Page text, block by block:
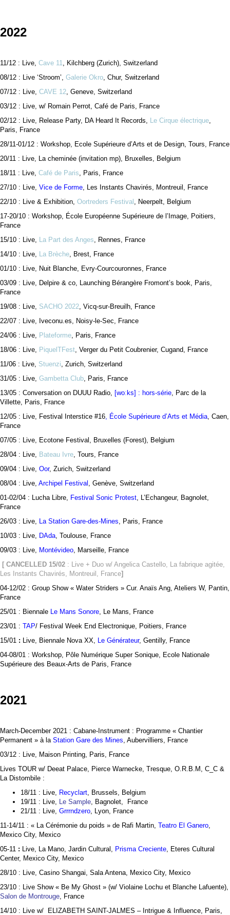
2022
11/12 : Live, Cave 11
, Kilchberg (Zurich), Switzerland
08/12 : Live ‘Stroom’, Galerie Okro , Chur, Switzerland
07/12 : Live, CAVE 12 , Geneve, Switzerland
03/12 : Live, w/ Romain Perrot, Café de Paris, France
02/12 : Live, Release Party, DA Heard It Records, Le Cirque électrique
Paris, France
28/11-01/12 : Workshop, Ecole Supérieure d’Arts et de Design, Tours, France
20/11 : Live, La cheminée (invitation mp), Bruxelles, Belgium
18/11 : Live, Café de Paris , Paris, France
27/10 : Live, Vice de Forme , Les Instants Chavirés, Montreuil, France
22/10 : Live & Exhibition, Oortreders Festival , Neerpelt, Belgium
17-20/10 : Workshop, École Européenne Supérieure de l’Image, Poitiers,
France
15/10 : Live, La Part des Anges , Rennes, France
14/10 : Live, La Brèche , Brest, France
01/10 : Live, Nuit Blanche, Evry-Courcouronnes, France
03/09 : Live, Delpire & co, Launching Bérangère Fromont’s book, Paris,
France
19/08 : Live, SACHO 2022 , Vicq-sur-Breuilh, France
22/07 : Live, Iveconu.es, Noisy-le-Sec, France
24/06 : Live, Plateforme , Paris, France
18/06 : Live, PiquelTFest , Verger du Petit Coubrenier, Cugand, France
11/06 : Live, Stuenzi , Zurich, Switzerland
31/05 : Live, Gambetta Club , Paris, France
13/05 : Conversation on DUUU Radio, [woːks] : hors-série , Parc de la
Villette, Paris, France
12/05 : Live, Festival Interstice #16 École Supérieure d’Arts et Média , Caen,
France
07/05 : Live, Ecotone Festival, Bruxelles (Forest), Belgium
28/04 : Live, Bateau Ivre , Tours, France
09/04 : Live, Oor, Zurich, Switzerland
08/04 : Live, Archipel Festival , Genève, Switzerland
01-02/04 : Lucha Libre, Festival Sonic Protest , L’Echangeur, Bagnolet,
France
26/03 : Live, La Station Gare-des-Mines , Paris, France
10/03 : Live, DAda , Toulouse, France
09/03 : Live, Montévideo , Marseille, France
[ CANCELLED 15/02 : Live + Duo w/ Angelica Castello, La fabrique agitée
Les Instants Chavirés, Montreuil, France]
04-12/02 : Group Show « Water Striders » Cur. Anaïs Ang, Ateliers W, Pantin,
France
25/01 : Biennale Le Mans Sonore , Le Mans, France
23/01 : TAP/ Festival Week End Electronique, Poitiers, France
15/01 : Live, Biennale Nova XX, Le Générateur, Gentilly, France
04-08/01 : Workshop, Pôle Numérique Super Sonique, Ecole Nationale
Supérieure des Beaux-Arts de Paris, France
2021
March-December 2021 : Cabane-Instrument : Programme « Chantier
Permanent » à la Station Gare des Mines , Aubervilliers, France
03/12 : Live, Maison Printing, Paris, France
Lives TOUR w/ Deeat Palace, Pierce Warnecke, Tresque, O.R.B.M, C_C &
La Distombile :
18/11 : Live, Recyclart , Brussels, Belgium
19/11 : Live, Le Sample , Bagnolet, France
21/11 : Live, Grrrndzero , Lyon, France
11-14/11 : « La Cérémonie du poids » de Rafi Martin, Teatro El Ganero
Mexico City, Mexico
05-11 : Live, La Mano, Jardin Cultural, Prisma Creciente , Eteres Cultural
Center, Mexico City, Mexico
28/10 : Live, Casino Shangai, Sala Antena, Mexico City, Mexico
23/10 : Live Show « Be My Ghost » (w/ Violaine Lochu et Blanche Lafuente),
Salon de Montrouge , France
14/10 : Live w/ ELIZABETH SAINT-JALMES – Intrigue & Influence, Paris,